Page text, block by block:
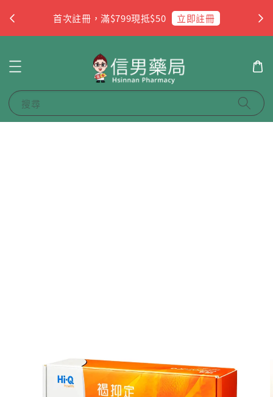
首次註冊，滿$799現抵$50 立即註冊
搜尋